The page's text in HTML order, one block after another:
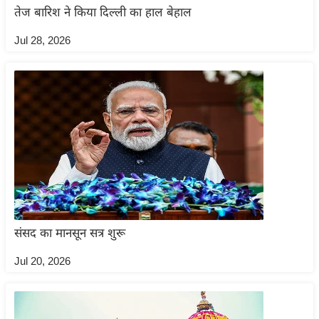
इ
म
-
पे
प
र
मि
ल
बे
सा
तेज बारिश ने किया दिल्ली का हाल बेहाल
Jul 28, 2026
संसद का मानसून सत्र शुरू
Jul 20, 2026